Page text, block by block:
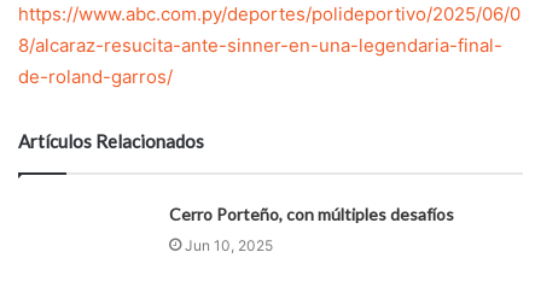
https://www.abc.com.py/deportes/polideportivo/2025/06/0
8/alcaraz-resucita-ante-sinner-en-una-legendaria-final-
de-roland-garros/
Artículos Relacionados
Cerro Porteño, con múltiples desafíos
Jun 10, 2025